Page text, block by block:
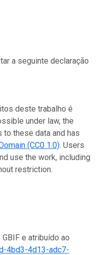
a seguinte declaração
deste trabalho é
under law, the
these data and has
(CC0 1.0). Users
use the work, including
restriction.
e atribuído ao
4bd3-4d13-adc7-